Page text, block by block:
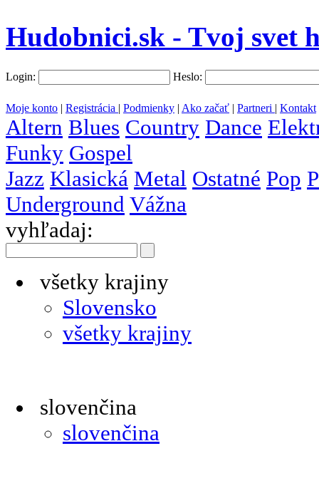
Hudobnici.sk - Tvoj svet
Login: Heslo:
Moje konto | Registrácia | Podmienky | Ako začať | Partneri | Kontakt
Altern Blues Country Dance
Funky Gospel
Jazz Klasická Metal Ostatné Pop
Underground Vážna
vyhľadaj:
všetky krajiny
Slovensko
všetky krajiny
slovenčina
slovenčina